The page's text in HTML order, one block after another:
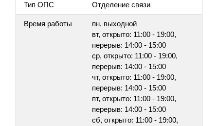
Тип ОПС Отделение связи
Время работы
пн, выходной
вт, открыто: 11:00 - 19:00,
перерыв: 14:00 - 15:00
ср, открыто: 11:00 - 19:00,
перерыв: 14:00 - 15:00
чт, открыто: 11:00 - 19:00,
перерыв: 14:00 - 15:00
пт, открыто: 11:00 - 19:00,
перерыв: 14:00 - 15:00
сб, открыто: 11:00 - 19:00,